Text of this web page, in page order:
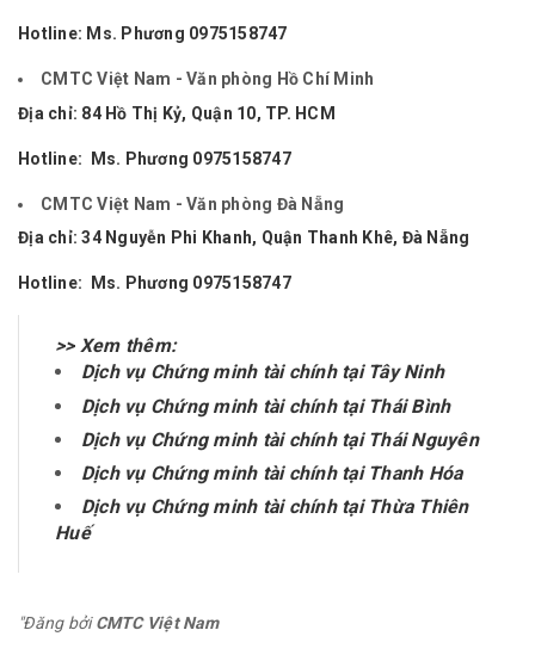
Hotline: Ms. Phương 0975158747
CMTC Việt Nam - Văn phòng Hồ Chí Minh
Địa chỉ: 84 Hồ Thị Kỷ, Quận 10, TP. HCM
Hotline: Ms. Phương 0975158747
CMTC Việt Nam - Văn phòng Đà Nẵng
Địa chỉ: 34 Nguyễn Phi Khanh, Quận Thanh Khê, Đà Nẵng
Hotline: Ms. Phương 0975158747
>> Xem thêm:
Dịch vụ Chứng minh tài chính tại Tây Ninh
Dịch vụ Chứng minh tài chính tại Thái Bình
Dịch vụ Chứng minh tài chính tại Thái Nguyên
Dịch vụ Chứng minh tài chính tại Thanh Hóa
Dịch vụ Chứng minh tài chính tại Thừa Thiên
Huế
"Đăng bởiCMTC Việt Nam